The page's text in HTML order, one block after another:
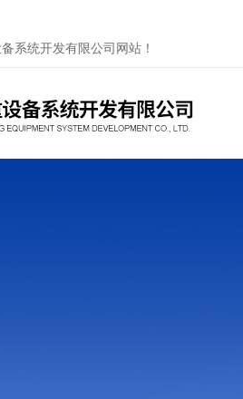
系统开发有限公司网站！